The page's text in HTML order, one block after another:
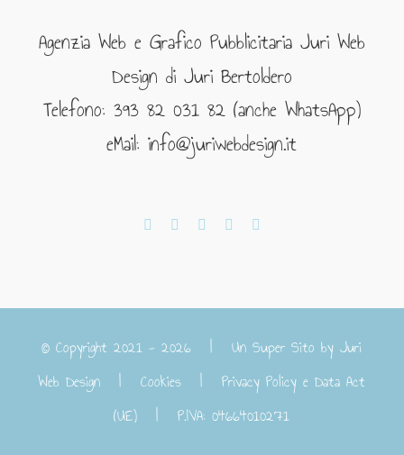
Agenzia Web e Grafico Pubblicitaria Juri Web
Design di Juri Bertoldero
Telefono: 393 82 031 82 (anche WhatsApp)
eMail: info@juriwebdesign.it
© Copyright 2021 -2026 | Un Super Sito byJuri
Web Design |Cookies |Privacy Policy e Data Act
(UE) | P.IVA: 04664010271